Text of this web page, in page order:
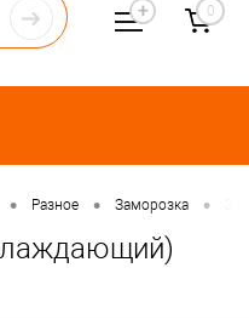
0
• Разное • Заморозка •